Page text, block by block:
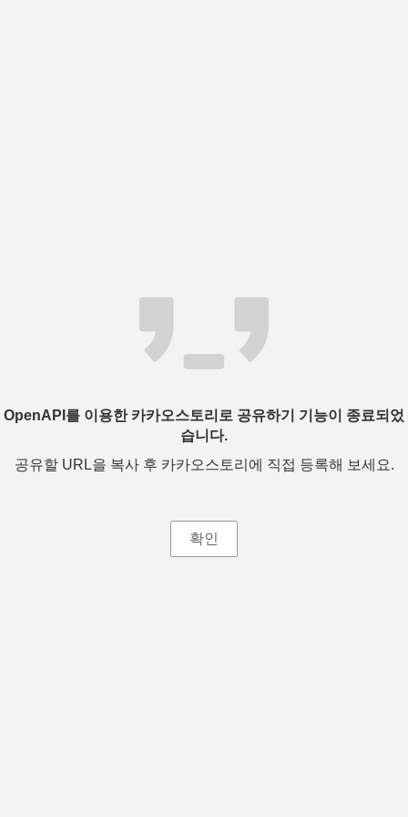
OpenAPI를 이용한 카카오스토리로 공유하기 기능이 종료되었
습니다.
공유할 URL을 복사 후 카카오스토리에 직접 등록해 보세요.
확인